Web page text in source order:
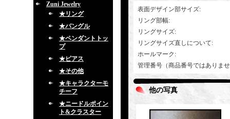
Zuni Jewelry
★リング
★バングル
★ペンダントトッ
プ
★ピアス
★その他
★キャラクターモ
チーフ
★ニードルポイン
ト&クラスター
表面デザイン部サイズ:
リング部幅:
リングサイズ:
リングサイズ直しについて:
ホールマーク :
管理番号（商品番号ではありま
他の写真